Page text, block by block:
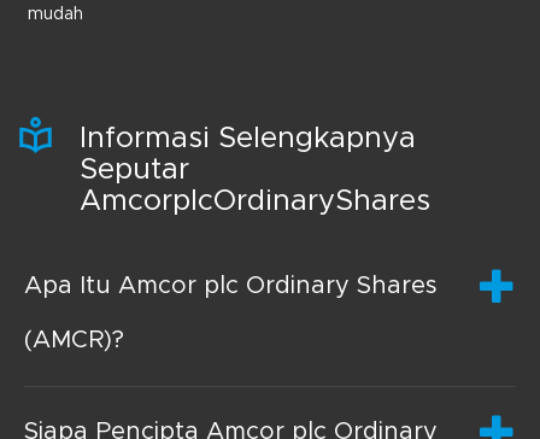
mudah
Informasi Selengkapnya
Seputar
AmcorplcOrdinaryShares
Apa Itu Amcor plc Ordinary Shares
(AMCR)?
Siapa Pencipta Amcor plc Ordinary